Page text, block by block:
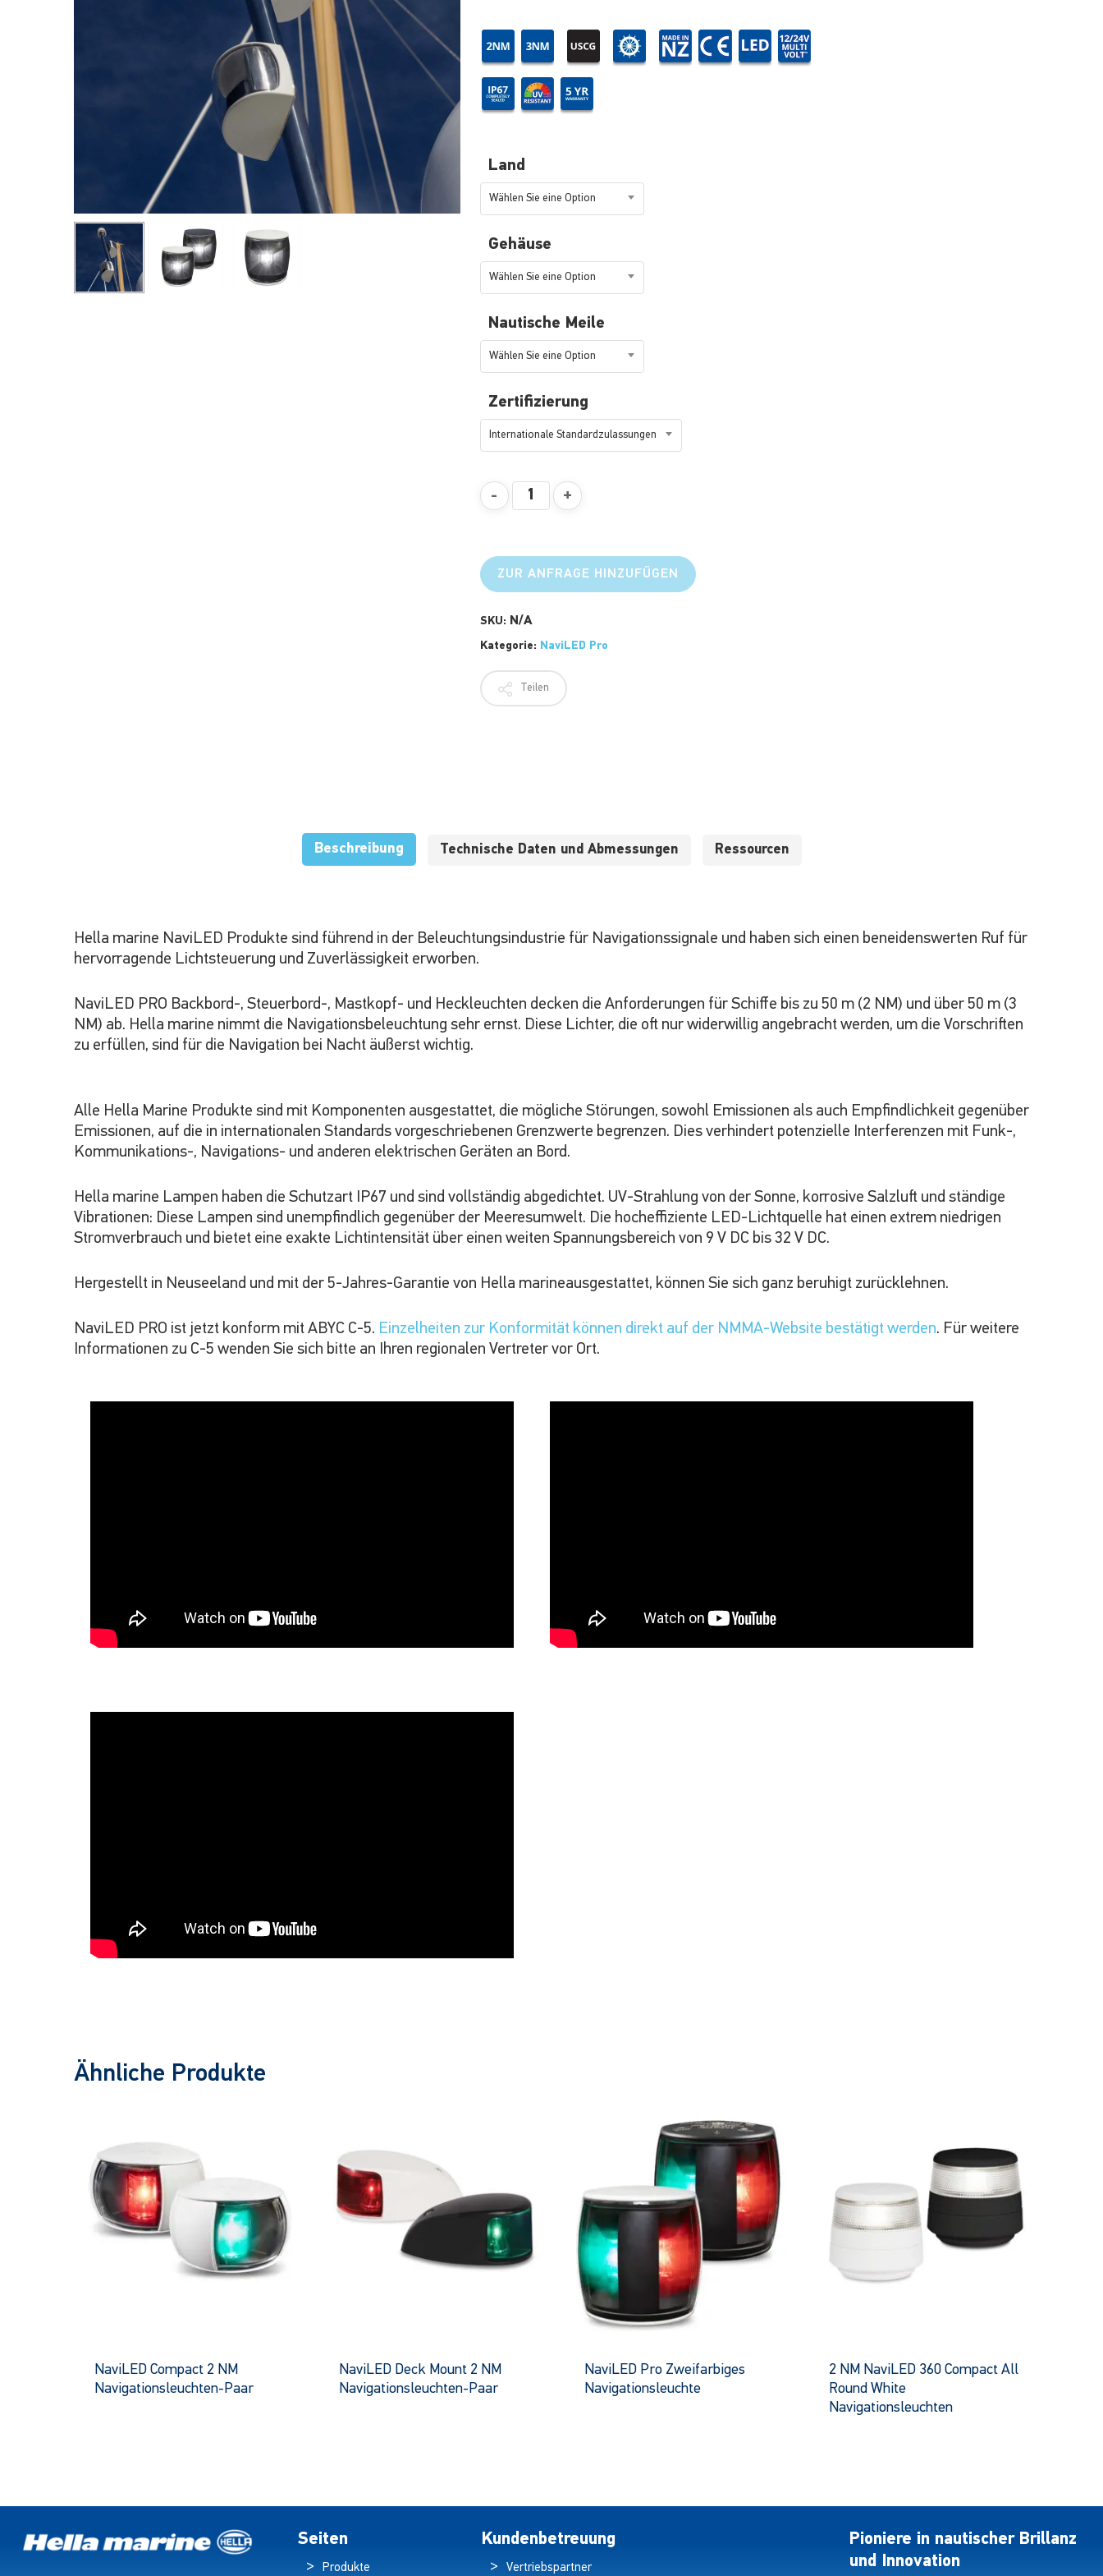
Land
Wählen Sie eine Option
Gehäuse
Wählen Sie eine Option
Nautische Meile
Wählen Sie eine Option
Zertifizierung
Internationale Standardzulassungen
ZUR ANFRAGE HINZUFÜGEN
SKU: N/A
Kategorie: NaviLED Pro
Teilen
Beschreibung Technische Daten und Abmessungen Ressourcen
Hella marine NaviLED Produkte sind führend in der Beleuchtungsindustrie für Navigationssignale und haben sich einen beneidenswerten Ruf für
hervorragende Lichtsteuerung und Zuverlässigkeit erworben.
NaviLED PRO Backbord-, Steuerbord-, Mastkopf- und Heckleuchten decken die Anforderungen für Schiffe bis zu 50 m (2 NM) und über 50 m (3
NM) ab. Hella marine nimmt die Navigationsbeleuchtung sehr ernst. Diese Lichter, die oft nur widerwillig angebracht werden, um die Vorschriften
zu erfüllen, sind für die Navigation bei Nacht äußerst wichtig.
Alle Hella Marine Produkte sind mit Komponenten ausgestattet, die mögliche Störungen, sowohl Emissionen als auch Empfindlichkeit gegenüber
Emissionen, auf die in internationalen Standards vorgeschriebenen Grenzwerte begrenzen. Dies verhindert potenzielle Interferenzen mit Funk-,
Kommunikations-, Navigations- und anderen elektrischen Geräten an Bord.
Hella marine Lampen haben die Schutzart IP67 und sind vollständig abgedichtet. UV-Strahlung von der Sonne, korrosive Salzluft und ständige
Vibrationen: Diese Lampen sind unempfindlich gegenüber der Meeresumwelt. Die hocheffiziente LED-Lichtquelle hat einen extrem niedrigen
Stromverbrauch und bietet eine exakte Lichtintensität über einen weiten Spannungsbereich von 9 V DC bis 32 V DC.
Hergestellt in Neuseeland und mit der 5-Jahres-Garantie von Hella marineausgestattet, können Sie sich ganz beruhigt zurücklehnen.
NaviLED PRO ist jetzt konform mit ABYC C-5. Einzelheiten zur Konformität können direkt auf der NMMA-Website bestätigt werden. Für weitere
Informationen zu C-5 wenden Sie sich bitte an Ihren regionalen Vertreter vor Ort.
Ähnliche Produkte
NaviLED Compact 2 NM
Navigationsleuchten-Paar
Optionen
können
NaviLED Deck Mount 2 NM
Navigationsleuchten-Paar
Optionen
NaviLED Pro Zweifarbiges
Navigationsleuchte
2 NM NaviLED 360 Compact All
Round White
Navigationsleuchten
Varianten.
Die
Seiten
Produkte
Kundenbetreuung
Vertriebspartner
Pioniere in nautischer Brillanz
und Innovation